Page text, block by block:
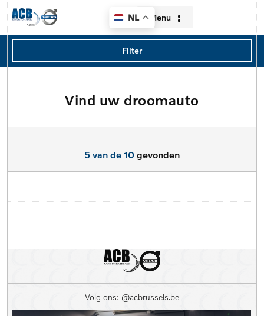
NL Menu
Home
Diensten
Vind uw droomauto
Filter
Filters
Merk
Type
Kleur
5 van de 10 gevonden
Volg ons: @acbrussels.be